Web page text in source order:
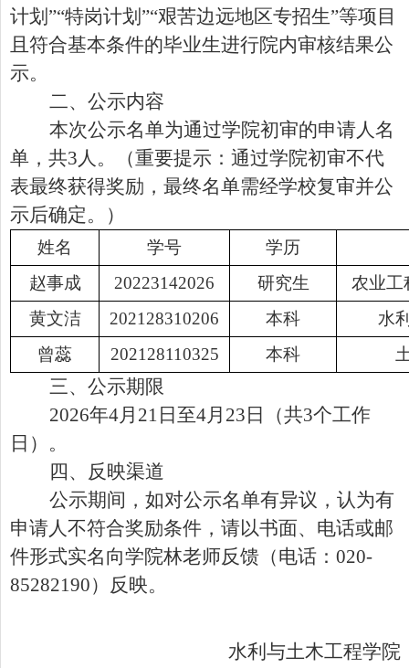
计划”“特岗计划”“艰苦边远地区专招生”等项目
且符合基本条件的毕业生进行院内审核结果公
示。
二、公示内容
本次公示名单为通过学院初审的申请人名
单，共3人。（重要提示：通过学院初审不代
表最终获得奖励，最终名单需经学校复审并公
示后确定。）
姓名 学号
学历
赵事成
20223142026 研究生
农业工
黄文洁
202128310206 本科
水
曾蕊
202128110325 本科
三、公示期限
2026年4月 21 日至4月 23 日（共3个工作
日）。
四、反映渠道
公示期间，如对公示名单有异议，认为有
申请人不符合奖励条件，请以书面、电话或邮
件形式实名向学院林老师反馈（电话： 020-
85282190）反映。
水利与土木工程学院